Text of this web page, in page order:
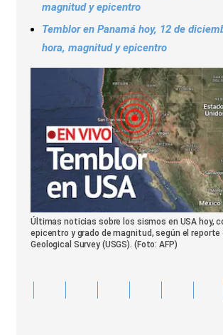
magnitud y epicentro
Temblor en Panamá hoy, 12 de
hora, magnitud y epicentro
Últimas noticias sobre los sismos en USA hoy,
epicentro y grado de magnitud, según el reporte
Geological Survey (USGS). (Foto: AFP)